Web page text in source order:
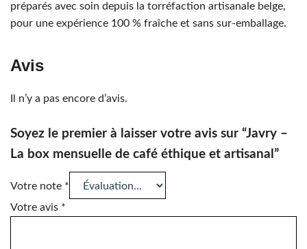
préparés avec soin depuis la torréfaction artisanale belge,
pour une expérience 100 % fraîche et sans sur-emballage.
Avis
Il n’y a pas encore d’avis.
Soyez le premier à laisser votre avis sur “Javry –
La box mensuelle de café éthique et artisanal”
Votre note *
Votre avis *